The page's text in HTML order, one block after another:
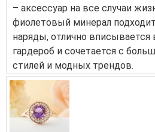
– аксессуар на все случаи
фиолетовый минерал
наряды, отлично вписывается
гардероб и сочетается с
стилей и модных трендов.